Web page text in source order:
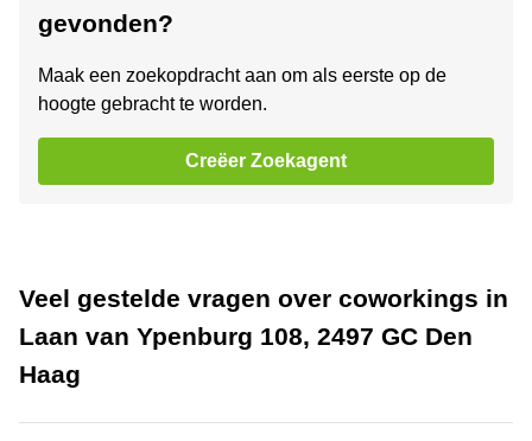
gevonden?
Maak een zoekopdracht aan om als eerste op de
hoogte gebracht te worden.
Creëer Zoekagent
Veel gestelde vragen over coworkings in
Laan van Ypenburg 108, 2497 GC Den
Haag